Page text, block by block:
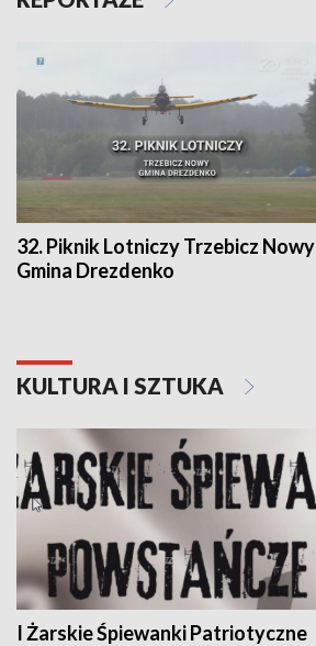
32. Piknik Lotniczy Trzebicz Nowy
Gmina Drezdenko
KULTURA I SZTUKA
I Żarskie Śpiewanki Patriotyczne